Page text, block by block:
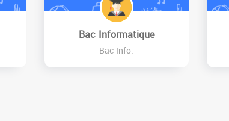
Bac Informatique
Bac-Info.